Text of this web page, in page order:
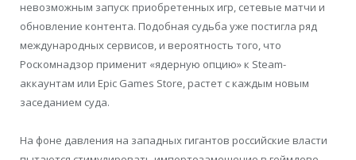
невозможным запуск приобретенных игр, сетевые матчи и
обновление контента. Подобная судьба уже постигла ряд
международных сервисов, и вероятность того, что
Роскомнадзор применит «ядерную опцию» к Steam-
аккаунтам или Epic Games Store, растет с каждым новым
заседанием суда.
На фоне давления на западных гигантов российские власти